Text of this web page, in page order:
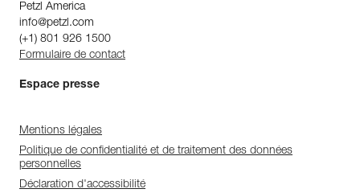
Petzl America
info@petzl.com
(+1) 801 926 1500
Formulaire de contact
Espace presse
Mentions légales
Politique de confidentialité et de traitement des données
personnelles
Déclaration d'accessibilité